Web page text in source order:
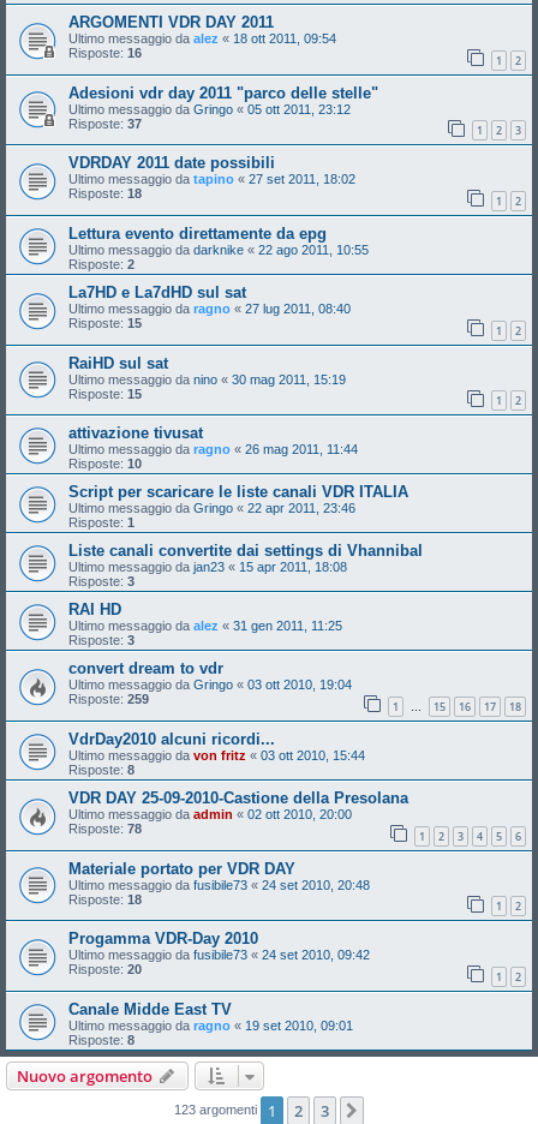
ARGOMENTI VDR DAY 2011
Ultimo messaggio da alez « 18 ott 2011, 09:54
Risposte: 16 1 2
Adesioni vdr day 2011 "parco delle stelle"
Ultimo messaggio da Gringo « 05 ott 2011, 23:12
Risposte: 37 1 2 3
VDRDAY 2011 date possibili
Ultimo messaggio da tapino « 27 set 2011, 18:02
Risposte: 18 1 2
Lettura evento direttamente da epg
Ultimo messaggio da darknike « 22 ago 2011, 10:55
Risposte: 2
La7HD e La7dHD sul sat
Ultimo messaggio da ragno « 27 lug 2011, 08:40
Risposte: 15 1 2
RaiHD sul sat
Ultimo messaggio da nino « 30 mag 2011, 15:19
Risposte: 15 1 2
attivazione tivusat
Ultimo messaggio da ragno « 26 mag 2011, 11:44
Risposte: 10
Script per scaricare le liste canali VDR ITALIA
Ultimo messaggio da Gringo « 22 apr 2011, 23:46
Risposte: 1
Liste canali convertite dai settings di Vhannibal
Ultimo messaggio da jan23 « 15 apr 2011, 18:08
Risposte: 3
RAI HD
Ultimo messaggio da alez « 31 gen 2011, 11:25
Risposte: 3
convert dream to vdr
Ultimo messaggio da Gringo « 03 ott 2010, 19:04
Risposte: 259 1 … 15 16 17 18
VdrDay2010 alcuni ricordi...
Ultimo messaggio da von fritz « 03 ott 2010, 15:44
Risposte: 8
VDR DAY 25-09-2010-Castione della Presolana
Ultimo messaggio da admin « 02 ott 2010, 20:00
Risposte: 78 1 2 3 4 5 6
Materiale portato per VDR DAY
Ultimo messaggio da fusibile73 « 24 set 2010, 20:48
Risposte: 18 1 2
Progamma VDR-Day 2010
Ultimo messaggio da fusibile73 « 24 set 2010, 09:42
Risposte: 20 1 2
Canale Midde East TV
Ultimo messaggio da ragno « 19 set 2010, 09:01
Risposte: 8
Nuovo argomento
123 argomenti 1 2 3